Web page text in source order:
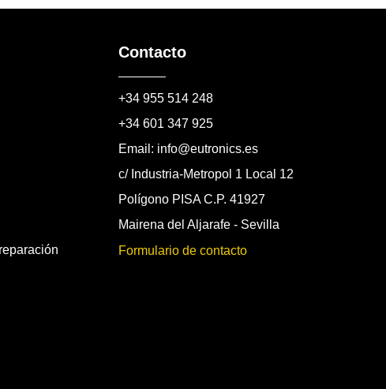
Contacto
+34 955 514 248
+34 601 347 925
Email: info@eutronics.es
c/ Industria-Metropol 1 Local 12
Polígono PISA C.P. 41927
Mairena del Aljarafe - Sevilla
Formulario de contacto